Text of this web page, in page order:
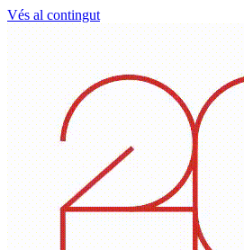
Vés al contingut